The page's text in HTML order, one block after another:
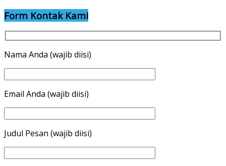
Form Kontak Kami
Nama Anda (wajib diisi)
Email Anda (wajib diisi)
Judul Pesan (wajib diisi)